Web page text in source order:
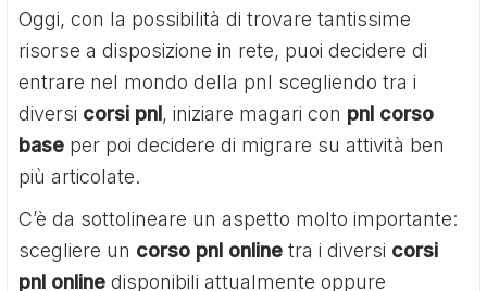
Oggi, con la possibilità di trovare tantissime
risorse a disposizione in rete, puoi decidere di
entrare nel mondo della pnl scegliendo tra i
diversi corsi pnl, iniziare magari con pnl corso
base per poi decidere di migrare su attività ben
più articolate.
C’è da sottolineare un aspetto molto importante:
scegliere un corso pnl online tra i diversi corsi
pnl online disponibili attualmente oppure